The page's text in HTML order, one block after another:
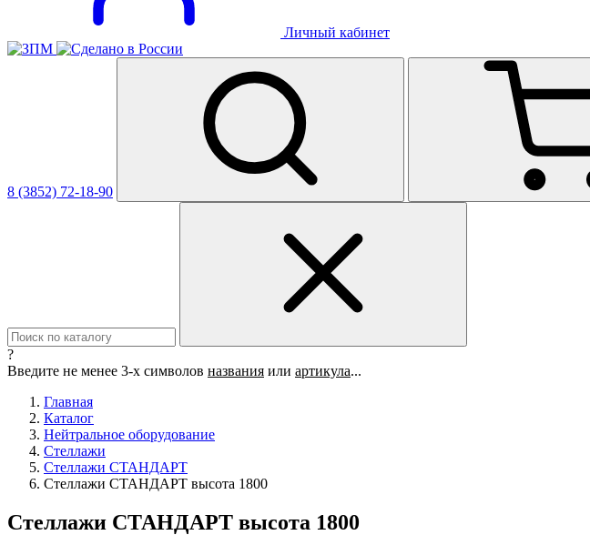
Личный кабинет
8 (3852) 72-18-90
?
Введите не менее 3-х символов названия или артикула...
Главная
Каталог
Нейтральное оборудование
Стеллажи
Стеллажи СТАНДАРТ
Стеллажи СТАНДАРТ высота 1800
Стеллажи СТАНДАРТ высота 1800